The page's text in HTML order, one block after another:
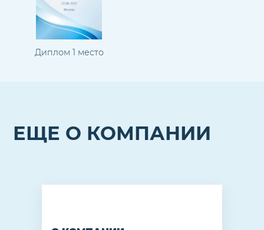
Диплом 1 место
ЕЩЕ О КОМПАНИИ